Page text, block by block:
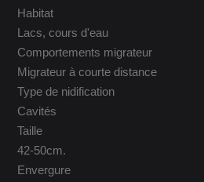
Habitat
Lacs, cours d'eau
Comportements migrateur
Migrateur à courte distance
Type de nidification
Cavités
Taille
42-50cm.
Envergure